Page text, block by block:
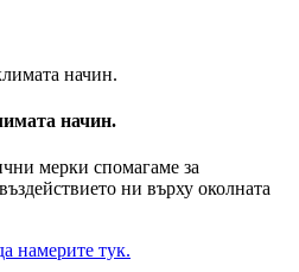
начин.
мерки спомагаме за
ни върху околната
намерите тук.